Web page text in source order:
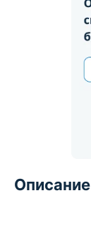
Описание